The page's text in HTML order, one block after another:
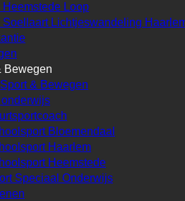
Heemstede Loop
Soellaart Lichtjeswandeling
Bewegen
& Bewegen
Bloemendaal
Haarlem
Heemstede
Speciaal Onderwijs